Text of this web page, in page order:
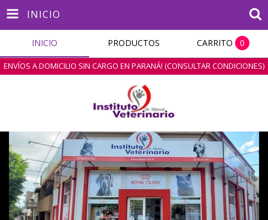
INICIO
INICIO PRODUCTOS CARRITO 0
ENVÍOS A DOMICILIO SIN CARGO EN PARANÁ! (CONSULTAR CONDICIONES)